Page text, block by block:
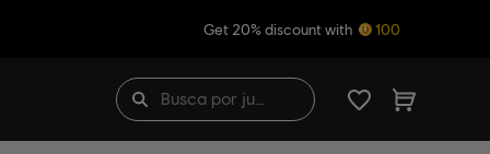
Get 20% discount with 100